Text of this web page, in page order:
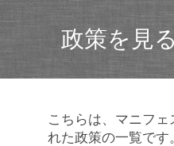
政策を見
こちらは、マニフ
れた政策の一覧です